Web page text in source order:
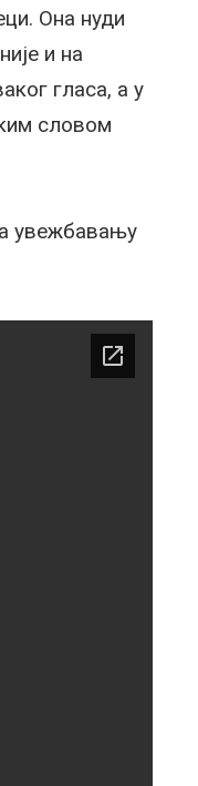
Она нуди
и на
гласа, а у
словом
увежбавању